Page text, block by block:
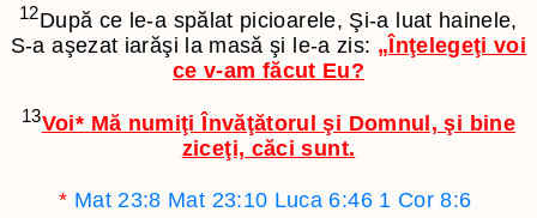
12După ce le-a spălat picioarele, Şi-a luat hainele,
S-a aşezat iarăşi la masă şi le-a zis: „Înţelegeţi voi
ce v-am făcut Eu?
13Voi* Mă numiţi Învăţătorul şi Domnul, şi bine
ziceţi, căci sunt.
* Mat 23:8 Mat 23:10 Luca 6:46 1 Cor 8:6